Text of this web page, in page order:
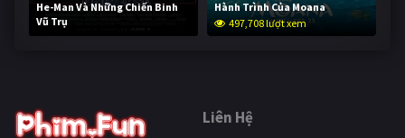
He-Man Và Những Chiến Binh
Vũ Trụ
247,084 lượt xem
Hành Trình Của Moana
497,708 lượt xem
Liên Hệ